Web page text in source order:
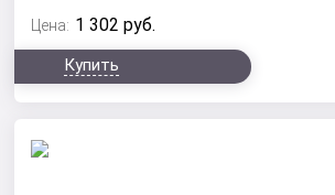
Цена: 1 302 руб.
Купить